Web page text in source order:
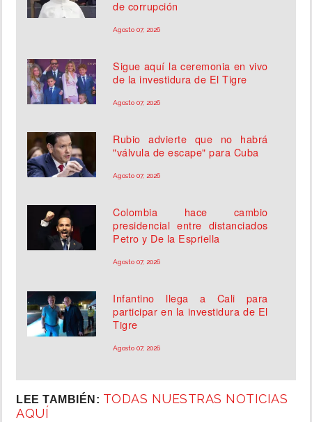
de corrupción
Agosto 07, 2026
Sigue aquí la ceremonia en vivo
de la investidura de El Tigre
Agosto 07, 2026
Rubio advierte que no habrá
"válvula de escape" para Cuba
Agosto 07, 2026
Colombia hace cambio
presidencial entre distanciados
Petro y De la Espriella
Agosto 07, 2026
Infantino llega a Cali para
participar en la investidura de El
Tigre
Agosto 07, 2026
LEE TAMBIÉN: TODAS NUESTRAS NOTICIAS
AQUÍ